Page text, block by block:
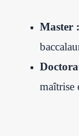
Master :
maîtrise